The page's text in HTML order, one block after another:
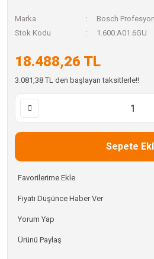
Marka
Bosch
Stok Kodu
1.600.A01.6GU
18.488,26 TL
3.081,38 TL den başlayan taksitlerle!!
Sepete
Fiyatı Düşünce Haber Ver
Yorum Yap
Ürünü Paylaş